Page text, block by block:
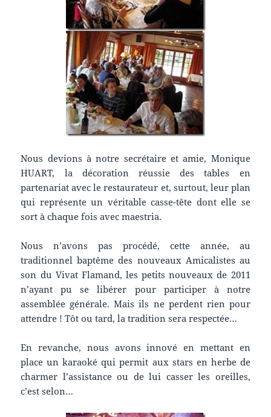
Nous devions à notre secrétaire et amie, Monique
HUART, la décoration réussie des tables en
partenariat avec le restaurateur et, surtout, leur plan
qui représente un véritable casse-tête dont elle se
sort à chaque fois avec maestria.
Nous n’avons pas procédé, cette année, au
traditionnel baptême des nouveaux Amicalistes au
son du Vivat Flamand, les petits nouveaux de 2011
n’ayant pu se libérer pour participer à notre
assemblée générale. Mais ils ne perdent rien pour
attendre ! Tôt ou tard, la tradition sera respectée…
En revanche, nous avons innové en mettant en
place un karaoké qui permit aux stars en herbe de
charmer l’assistance ou de lui casser les oreilles,
c’est selon…